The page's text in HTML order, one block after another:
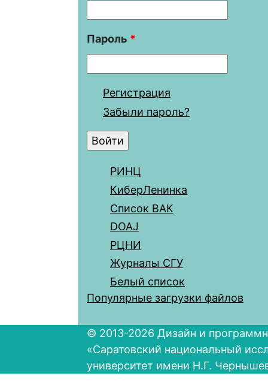
Пароль *
Регистрация
Забыли пароль?
РИНЦ
КиберЛенинка
Список ВАК
DOAJ
РЦНИ
Журналы СГУ
Белый список
Популярные загрузки файлов
© 2013-2026 Дизайн и
«Саратовский национальный
университет имени Н.Г.